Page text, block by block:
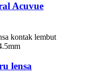
Acuvue
lensa